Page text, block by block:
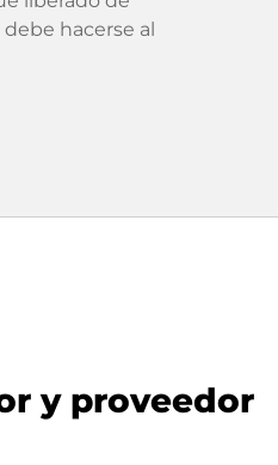
hacerse al
y proveedor